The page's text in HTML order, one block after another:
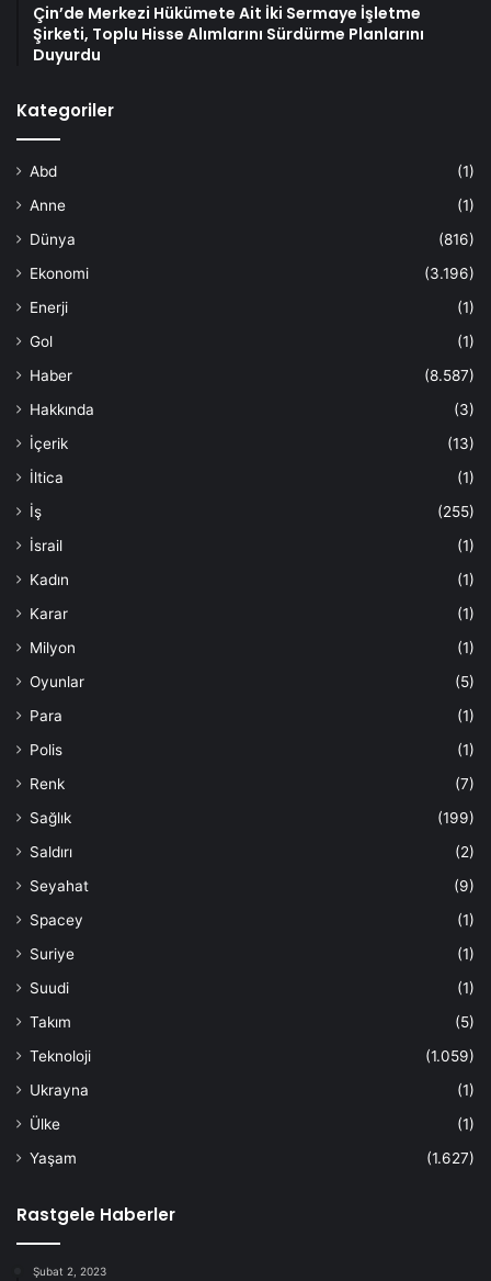
Çin’de Merkezi Hükümete Ait İki Sermaye İşletme
Şirketi, Toplu Hisse Alımlarını Sürdürme Planlarını
Duyurdu
Kategoriler
Abd
(1)
Anne
(1)
Dünya
(816)
Ekonomi
(3.196)
Enerji
(1)
Gol
(1)
Haber
(8.587)
Hakkında
(3)
İçerik
(13)
İltica
(1)
İş
(255)
İsrail
(1)
Kadın
(1)
Karar
(1)
Milyon
(1)
Oyunlar
(5)
Para
(1)
Polis
(1)
Renk
(7)
Sağlık
(199)
Saldırı
(2)
Seyahat
(9)
Spacey
(1)
Suriye
(1)
Suudi
(1)
Takım
(5)
Teknoloji
(1.059)
Ukrayna
(1)
Ülke
(1)
Yaşam
(1.627)
Rastgele Haberler
Şubat 2, 2023